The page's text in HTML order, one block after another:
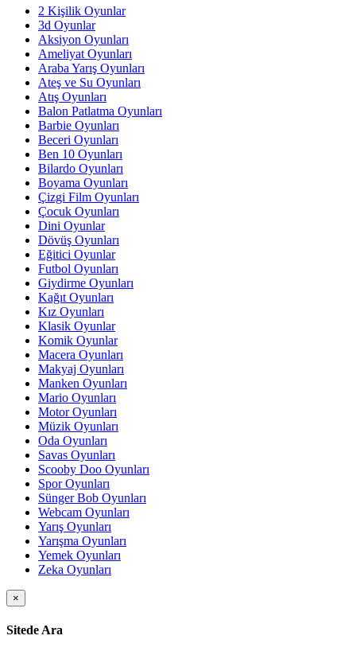
2 Kişilik Oyunlar
3d Oyunlar
Aksiyon Oyunları
Ameliyat Oyunları
Araba Yarış Oyunları
Ateş ve Su Oyunları
Atış Oyunları
Balon Patlatma Oyunları
Barbie Oyunları
Beceri Oyunları
Ben 10 Oyunları
Bilardo Oyunları
Boyama Oyunları
Çizgi Film Oyunları
Çocuk Oyunları
Dini Oyunlar
Dövüş Oyunları
Eğitici Oyunlar
Futbol Oyunları
Giydirme Oyunları
Kağıt Oyunları
Kız Oyunları
Klasik Oyunlar
Komik Oyunlar
Macera Oyunları
Makyaj Oyunları
Manken Oyunları
Mario Oyunları
Motor Oyunları
Müzik Oyunları
Oda Oyunları
Savas Oyunları
Scooby Doo Oyunları
Spor Oyunları
Sünger Bob Oyunları
Webcam Oyunları
Yarış Oyunları
Yarışma Oyunları
Yemek Oyunları
Zeka Oyunları
×
Sitede Ara